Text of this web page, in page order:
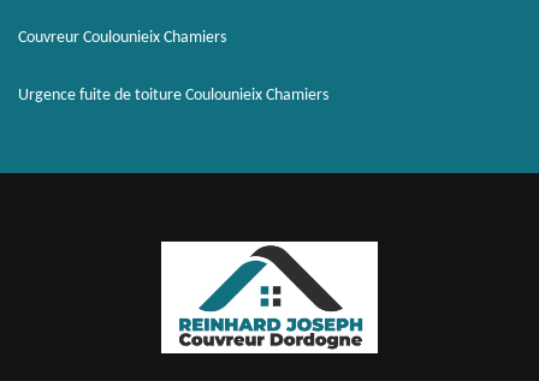
Couvreur Coulounieix Chamiers
Urgence fuite de toiture Coulounieix Chamiers